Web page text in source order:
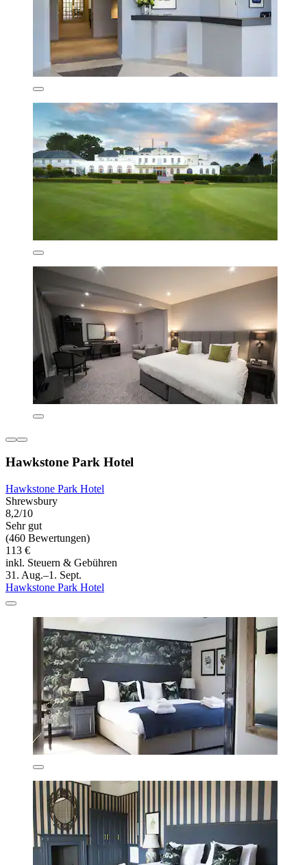
Hawkstone Park Hotel
Hawkstone Park Hotel
Shrewsbury
8,2/10
Sehr gut
(460 Bewertungen)
113 €
inkl. Steuern & Gebühren
31. Aug.–1. Sept.
Hawkstone Park Hotel